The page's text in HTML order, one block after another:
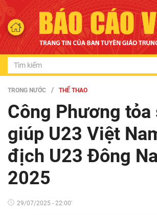
TRONG NƯỚC THỂ THAO
Công Phương tỏa
giúp U23 Việt
địch U23 Đông
2025
29/07/2025 - 22:00'